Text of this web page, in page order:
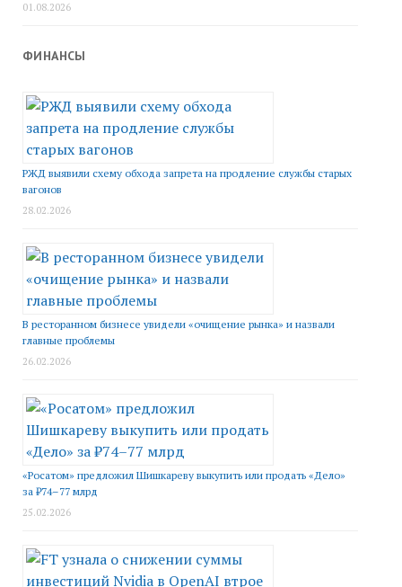
01.08.2026
ФИНАНСЫ
РЖД выявили схему обхода запрета на продление службы старых
вагонов
28.02.2026
В ресторанном бизнесе увидели «очищение рынка» и назвали
главные проблемы
26.02.2026
«Росатом» предложил Шишкареву выкупить или продать «Дело»
за ₽74–77 млрд
25.02.2026